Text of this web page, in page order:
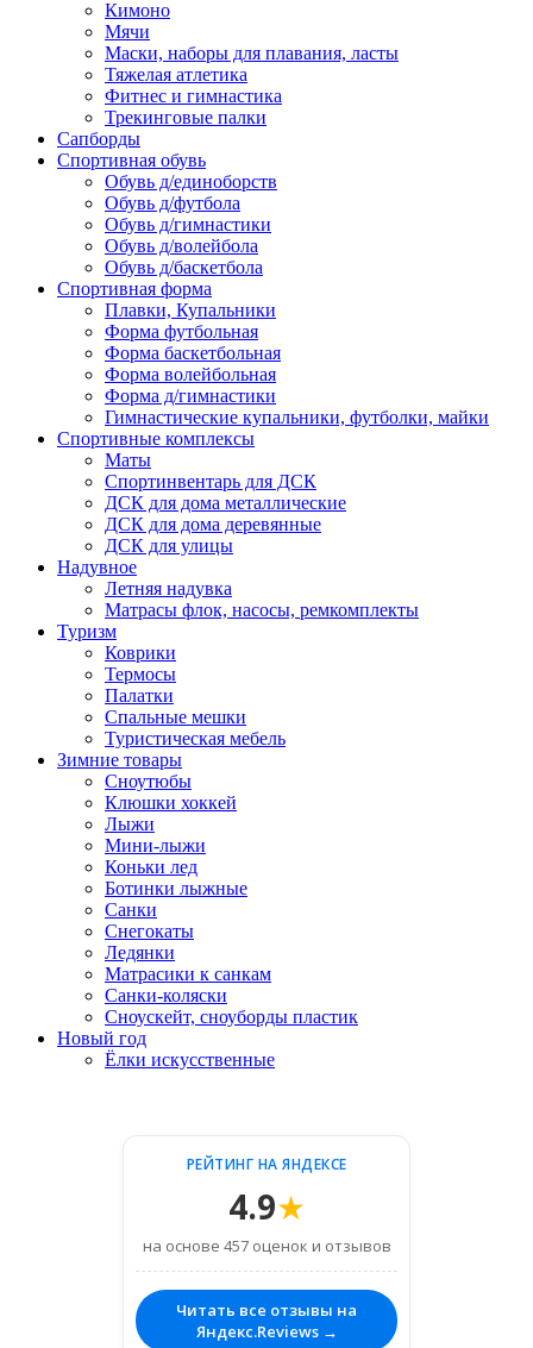
Кимоно
Мячи
Маски, наборы для плавания, ласты
Тяжелая атлетика
Фитнес и гимнастика
Трекинговые палки
Сапборды
Спортивная обувь
Обувь д/единоборств
Обувь д/футбола
Обувь д/гимнастики
Обувь д/волейбола
Обувь д/баскетбола
Спортивная форма
Плавки, Купальники
Форма футбольная
Форма баскетбольная
Форма волейбольная
Форма д/гимнастики
Гимнастические купальники, футболки, майки
Спортивные комплексы
Маты
Спортинвентарь для ДСК
ДСК для дома металлические
ДСК для дома деревянные
ДСК для улицы
Надувное
Летняя надувка
Матрасы флок, насосы, ремкомплекты
Туризм
Коврики
Термосы
Палатки
Спальные мешки
Туристическая мебель
Зимние товары
Сноутюбы
Клюшки хоккей
Лыжи
Мини-лыжи
Коньки лед
Ботинки лыжные
Санки
Снегокаты
Ледянки
Матрасики к санкам
Санки-коляски
Сноускейт, сноуборды пластик
Новый год
Ёлки искусственные
РЕЙТИНГ НА ЯНДЕКСЕ
4.9★
на основе 457 оценок и отзывов
Читать все отзывы на
Яндекс.Reviews →